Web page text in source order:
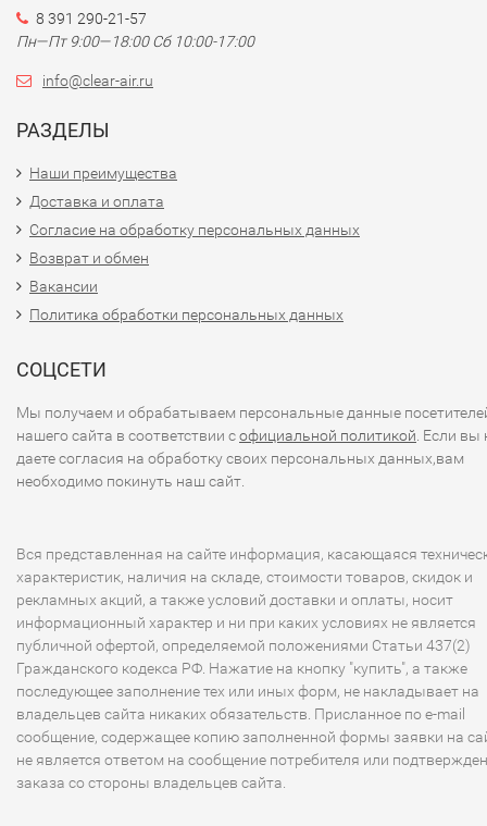
8 391 290-21-57
Пн—Пт 9:00—18:00 Сб 10:00-17:00
info@clear-air.ru
РАЗДЕЛЫ
Наши преимущества
Доставка и оплата
Согласие на обработку персональных данных
Возврат и обмен
Вакансии
Политика обработки персональных данных
СОЦСЕТИ
Мы получаем и обрабатываем персональные данные
нашего сайта в соответствии софициальной политикой . Если вы
даете согласия на обработку своих персональных данных,вам
необходимо покинуть наш сайт.
Вся представленная на сайте информация, касающаяся
характеристик, наличия на складе, стоимости товаров, скидок и
рекламных акций, а также условий доставки и оплаты, носит
информационный характер и ни при каких условиях не является
публичной офертой, определяемой положениями Статьи 437(2)
Гражданского кодекса РФ. Нажатие на кнопку "купить", а также
последующее заполнение тех или иных форм, не накладывает на
владельцев сайта никаких обязательств. Присланное по e-mail
сообщение, содержащее копию заполненной формы заявки на
не является ответом на сообщение потребителя или
заказа со стороны владельцев сайта.